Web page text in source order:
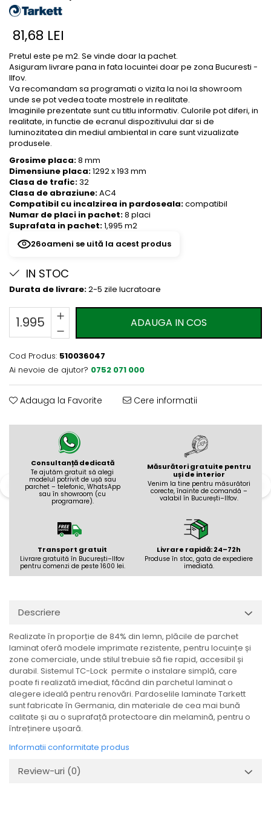
River 12 mm
Woodstock 8mm
Woodstock PRO 8mm
Woodstock XL 10mm
Woodstock XL 8mm
ADO Floor - SPC
Finsa - Laminat
Finfloor 12mm
Finfloor XL 10mm
Style 8mm
Supreme 8mm
Kaindl - Laminat
Kronotex - Laminat
Advanced 8 mm
Evolution 12 mm
Exquisit 8 mm
Mammut 12 mm
Progress 10 mm
Robusto 12 mm
81,68 LEI
Pretul este pe m2. Se vinde doar la pachet.
Asiguram livrare pana in fata locuintei doar pe zona Bucuresti -
Ilfov.
Va recomandam sa programati o vizita la noi la showroom
unde se pot vedea toate mostrele in realitate.
Imaginile prezentate sunt cu titlu informativ. Culorile pot diferi, in
realitate, in functie de ecranul dispozitivului dar si de
luminozitatea din mediul ambiental in care sunt vizualizate
produsele.
Grosime placa:8 mm
Dimensiune placa:1292 x 193 mm
Clasa de trafic:32
Clasa de abraziune:AC4
Compatibil cu incalzirea in pardoseala:compatibil
Numar de placi in pachet:8 placi
Suprafata in pachet:1,995 m2
26oameni se uită la acest produs
IN STOC
Durata de livrare:2-5 zile lucratoare
ADAUGA IN COS
Cod Produs: 510036047
Ai nevoie de ajutor? 0752 071 000
Adauga la Favorite Cere informatii
Consultanță dedicată
Te ajutăm gratuit să alegi
modelul potrivit de ușă sau
parchet – telefonic, WhatsApp
sau în showroom (cu
programare).
Măsurători gratuite pentru
uși de interior
Venim la tine pentru măsurători
corecte, înainte de comandă –
valabil în București–Ilfov.
Transport gratuit
Livrare gratuită în București–Ilfov
pentru comenzi de peste 1600 lei.
Livrare rapidă: 24–72h
Produse în stoc, gata de expediere
imediată.
Descriere
Realizate în proporție de 84% din lemn, plăcile de parchet
laminat oferă modele imprimate rezistente, pentru locuințe și
zone comerciale, unde stilul trebuie să fie rapid, accesibil și
durabil. Sistemul TC-Lock permite o instalare simplă, care
poate fi realizată imediat, făcând din parchetul laminat o
alegere ideală pentru renovări. Pardoselile laminate Tarkett
sunt fabricate în Germania, din materiale de cea mai bună
calitate și au o suprafață protectoare din melamină, pentru o
întreținere ușoară.
Informatii conformitate produs
Review-uri (0)